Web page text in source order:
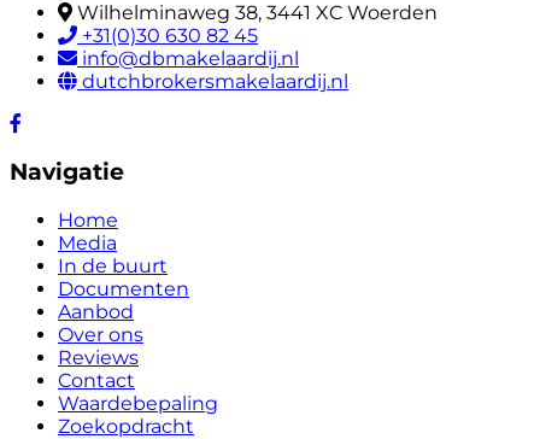
Wilhelminaweg 38, 3441 XC Woerden
+31(0)30 630 82 45
info@dbmakelaardij.nl
dutchbrokersmakelaardij.nl
Navigatie
Home
Media
In de buurt
Documenten
Aanbod
Over ons
Reviews
Contact
Waardebepaling
Zoekopdracht